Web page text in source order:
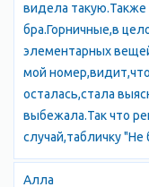
Южном берегу стали
здесь появляются
храм святого Петра -
и название). По
Юстиниана I на
"длинные стены" - с
доступ на
таврские цитадели, в
видела такую.Также
бра.Горничные,в
элементарных
мой
осталась,стала
выбежала.Так что
случай,табличку "Не
Алла